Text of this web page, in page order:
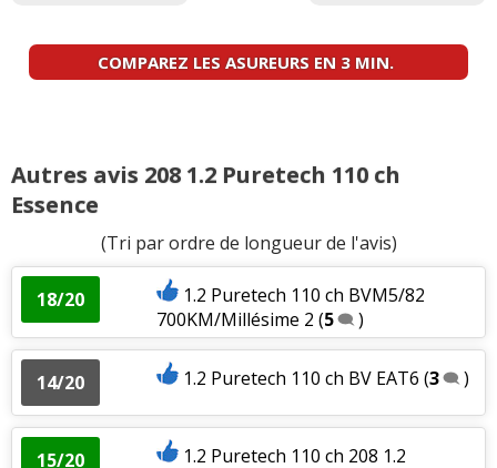
COMPAREZ LES ASUREURS EN 3 MIN.
Autres avis 208 1.2 Puretech 110 ch
Essence
(Tri par ordre de longueur de l'avis)
18/20
1.2 Puretech 110 ch BVM5/82
700KM/Millésime 2 (5 )
14/20 1.2 Puretech 110 ch BV EAT6 (3 )
15/20
1.2 Puretech 110 ch 208 1.2